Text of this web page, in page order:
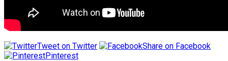
Tweet on Twitter
Share on Facebook
Pinterest